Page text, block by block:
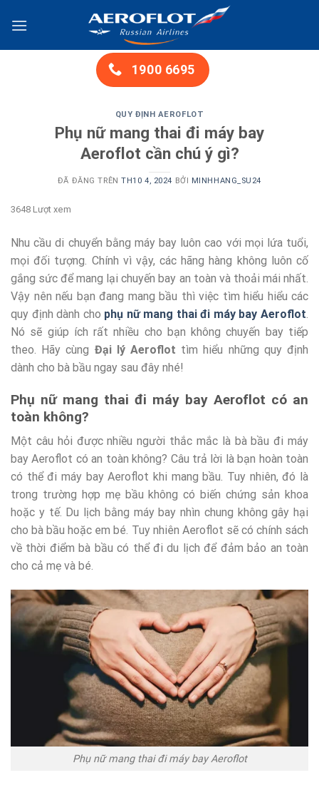
đến
1900 6695
QUY ĐỊNH AEROFLOT
Phụ nữ mang thai đi máy bay
Aeroflot cần chú ý gì?
ĐÃ ĐĂNG TRÊNTH10 4, 2024 BỞI MINHHANG_SU24
3648 Lượt xem
Nhu cầu di chuyển bằng máy bay luôn cao với mọi lứa tuổi,
mọi đối tượng. Chính vì vậy, các hãng hàng không luôn cố
gắng sức để mang lại chuyến bay an toàn và thoải mái nhất.
Vậy nên nếu bạn đang mang bầu thì việc tìm hiểu hiểu các
quy định dành cho phụ nữ mang thai đi máy bay Aeroflot
Nó sẽ giúp ích rất nhiều cho bạn không chuyến bay tiếp
theo. Hãy cùng Đại lý Aeroflot tìm hiểu những quy định
dành cho bà bầu ngay sau đây nhé!
Phụ nữ mang thai đi máy bay Aeroflot có an
toàn không?
Một câu hỏi được nhiều người thắc mắc là bà bầu đi máy
bay Aeroflot có an toàn không? Câu trả lời là bạn hoàn toàn
có thể đi máy bay Aeroflot khi mang bầu. Tuy nhiên, đó là
trong trường hợp mẹ bầu không có biến chứng sản khoa
hoặc y tế. Du lịch bằng máy bay nhìn chung không gây hại
cho bà bầu hoặc em bé. Tuy nhiên Aeroflot sẽ có chính sách
về thời điểm bà bầu có thể đi du lịch để đảm bảo an toàn
cho cả mẹ và bé.
Phụ nữ mang thai đi máy bay Aeroflot